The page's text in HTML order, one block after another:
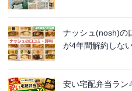
ナッシュ(nosh)の
が4年間解約しな
安い宅配弁当ラン